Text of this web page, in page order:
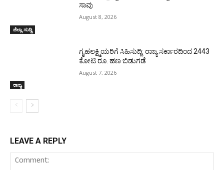
ಜಿಲ್ಲಾ ಸುದ್ದಿ
ಸಾವು
August 8, 2026
ರಾಜ್ಯ
ಗೃಹಲಕ್ಷ್ಮಿಯರಿಗೆ ಸಿಹಿಸುದ್ದಿ: ರಾಜ್ಯ ಸರ್ಕಾರದಿಂದ 2443
ಕೋಟಿ ರೂ. ಹಣ ಬಿಡುಗಡೆ
August 7, 2026
LEAVE A REPLY